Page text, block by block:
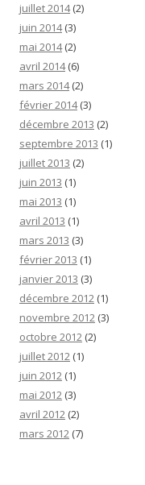
juillet 2014(2)
juin 2014(3)
mai 2014(2)
avril 2014(6)
mars 2014(2)
février 2014(3)
décembre 2013 (2)
septembre 2013 (1)
juillet 2013 (2)
juin 2013 (1)
mai 2013 (1)
avril 2013 (1)
mars 2013 (3)
février 2013 (1)
janvier 2013 (3)
décembre 2012 (1)
novembre 2012 (3)
octobre 2012 (2)
juillet 2012 (1)
juin 2012 (1)
mai 2012 (3)
avril 2012 (2)
mars 2012 (7)